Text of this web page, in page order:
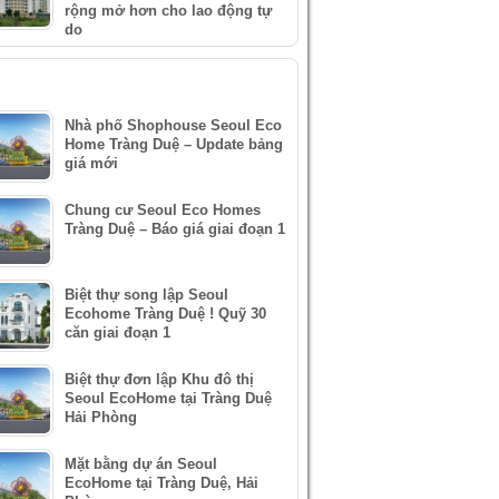
rộng mở hơn cho lao động tự
do
Nhà phố Shophouse Seoul Eco
Home Tràng Duệ – Update bảng
giá mới
Chung cư Seoul Eco Homes
Tràng Duệ – Báo giá giai đoạn 1
Biệt thự song lập Seoul
Ecohome Tràng Duệ ! Quỹ 30
căn giai đoạn 1
Biệt thự đơn lập Khu đô thị
Seoul EcoHome tại Tràng Duệ
Hải Phòng
Mặt bằng dự án Seoul
EcoHome tại Tràng Duệ, Hải